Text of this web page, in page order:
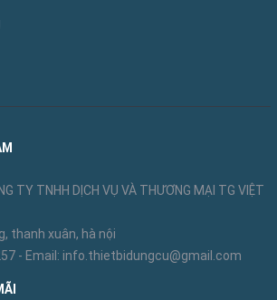
TY TNHH DỊCH VỤ VÀ THƯƠNG MẠI TG VIỆT
thanh xuân, hà nội
- Email: info.thietbidungcu@gmail.com